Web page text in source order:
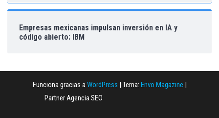
Empresas mexicanas impulsan inversión en IA y
código abierto: IBM
Funciona gracias aWordPress Tema: Envo Magazine
Partner Agencia SEO